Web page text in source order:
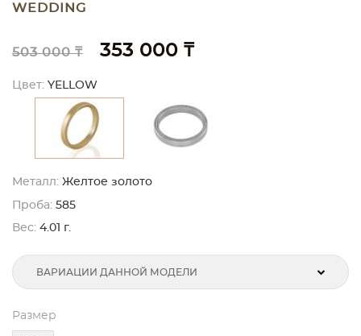
WEDDING
503 000 ₸ 353 000 ₸
Цвет: YELLOW
Металл: Желтое золото
Проба: 585
Вес: 4.01 г.
ВАРИАЦИИ ДАННОЙ МОДЕЛИ
Размер